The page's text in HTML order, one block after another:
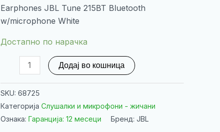
Earphones JBL Tune 215BT Bluetooth
w/microphone White
Достапно по нарачка
Earphones
Bluetooth
w/microphone
Додај во кошница
SKU: 68725
Категорија Слушалки и микрофони - жичани
Ознака: Гаранција: 12 месеци Бренд: JBL